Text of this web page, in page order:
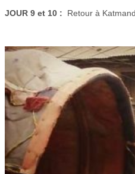
JOUR 9 et 10 : Retour à